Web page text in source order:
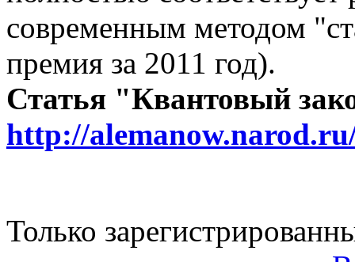
современным методом
премия за 2011 год).
Статья "Квантовый
http://
Только